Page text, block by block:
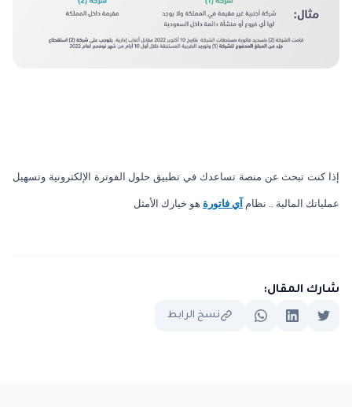
إذا كنت تبحث عن منصة تساعدك في تطبيق حلول الفوترة الإلكترونية وتسهيل
عملياتك المالية .. نظام آي فاتورة هو خيارك الأمثل
شارك المقال:
نسخ الرابط